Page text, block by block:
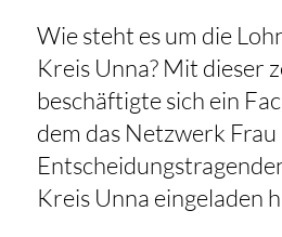
Wie steht es um die
Kreis Unna? Mit dieser
beschäftigte sich ein
dem das Netzwerk
Kreis Unna eingeladen